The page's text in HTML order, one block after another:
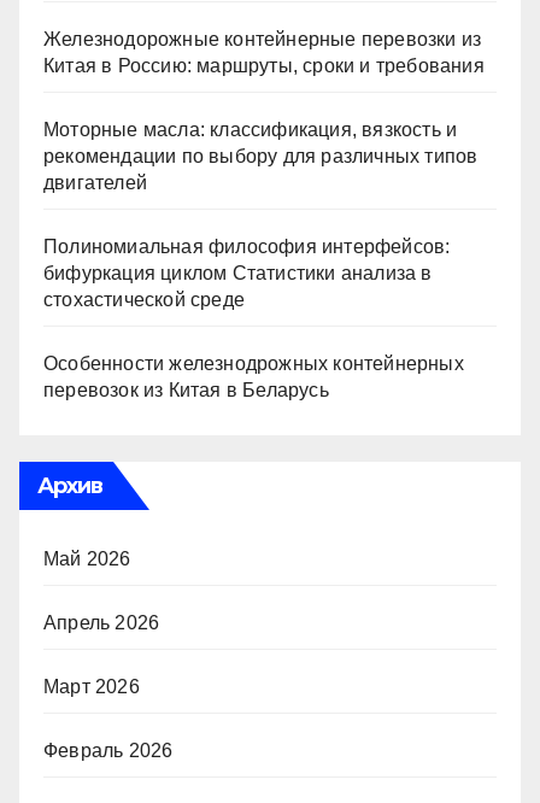
Железнодорожные контейнерные перевозки из
Китая в Россию: маршруты, сроки и требования
Моторные масла: классификация, вязкость и
рекомендации по выбору для различных типов
двигателей
Полиномиальная философия интерфейсов:
бифуркация циклом Статистики анализа в
стохастической среде
Особенности железнодрожных контейнерных
перевозок из Китая в Беларусь
Архив
Май 2026
Апрель 2026
Март 2026
Февраль 2026